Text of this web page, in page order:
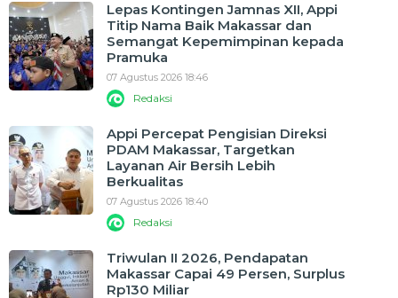
Lepas Kontingen Jamnas XII, Appi
Titip Nama Baik Makassar dan
Semangat Kepemimpinan kepada
Pramuka
07 Agustus 2026 18:46
Redaksi
Appi Percepat Pengisian Direksi
PDAM Makassar, Targetkan
Layanan Air Bersih Lebih
Berkualitas
07 Agustus 2026 18:40
Redaksi
Triwulan II 2026, Pendapatan
Makassar Capai 49 Persen, Surplus
Rp130 Miliar